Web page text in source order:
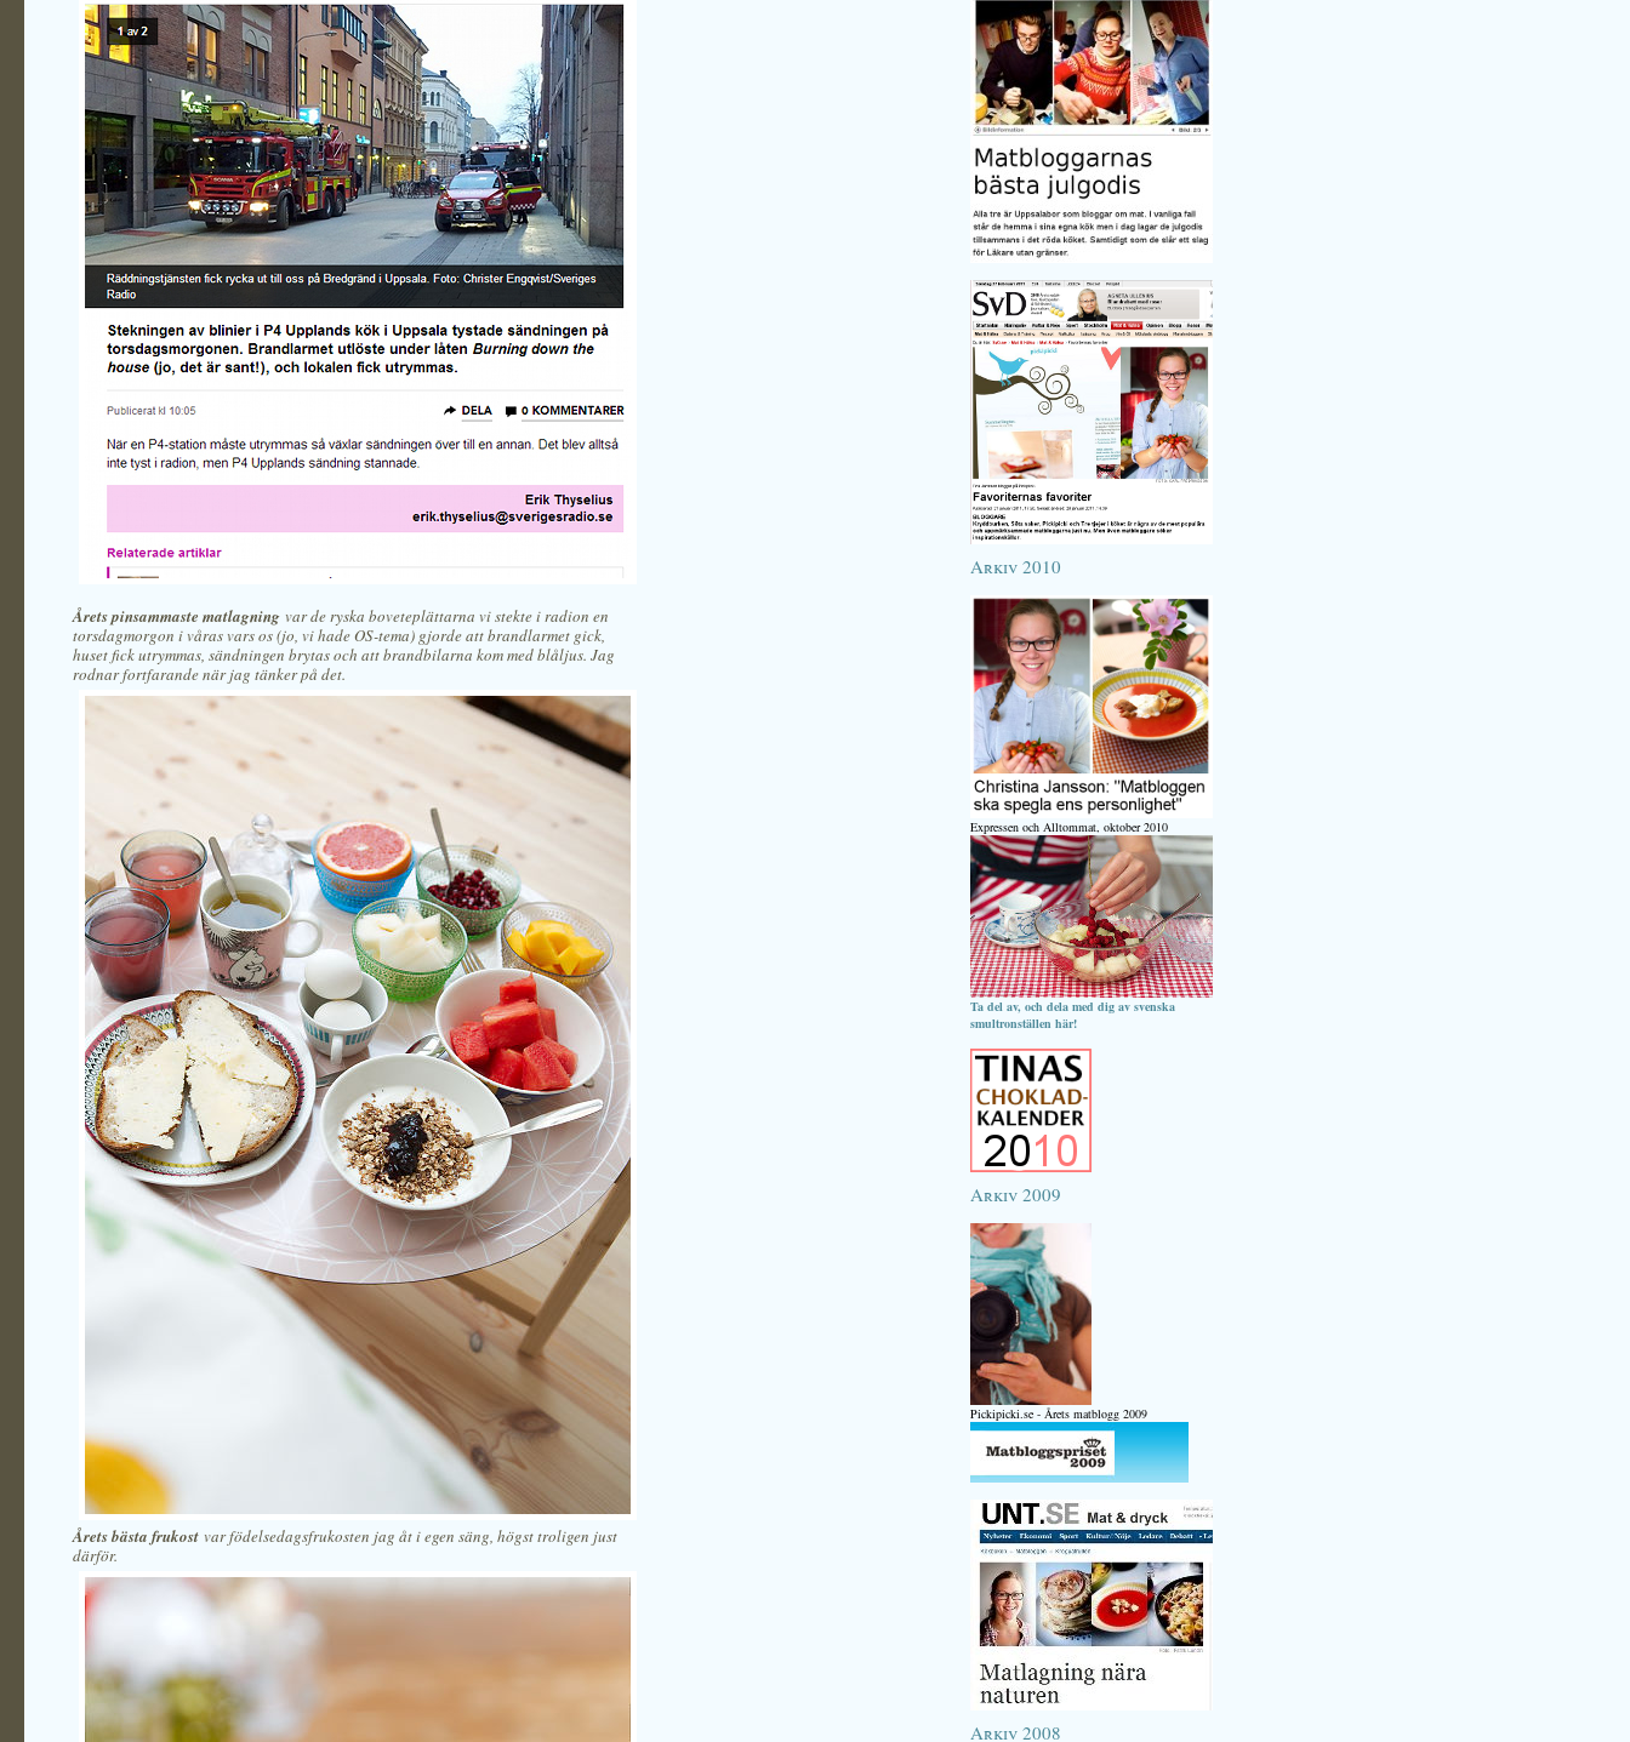
Årets pinsammaste matlagning var de ryska boveteplättarna vi stekte i radion en
torsdagmorgon i våras vars os (jo, vi hade OS-tema) gjorde att brandlarmet gick,
huset fick utrymmas, sändningen brytas och att brandbilarna kom med blåljus. Jag
rodnar fortfarande när jag tänker på det.
Årets bästa frukost var födelsedagsfrukosten jag åt i egen säng, högst troligen just
därför.
Arkiv 2010
Expressen och Alltommat, oktober 2010
Ta del av, och dela med dig av svenska
smultronställen här!
Arkiv 2009
Pickipicki.se - Årets matblogg 2009
Arkiv 2008